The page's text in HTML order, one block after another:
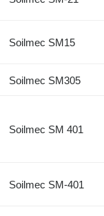
Soilmec SM15
Soilmec SM305
Soilmec SM 401
Soilmec SM-401